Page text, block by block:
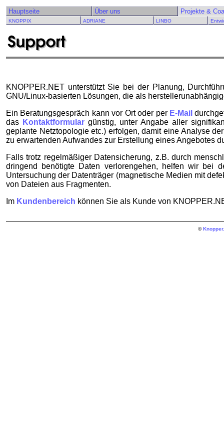
Hauptseite Über uns Projekte &
KNOPPIX ADRIANE LINBO
KNOPPER.NET unterstützt Sie bei der Planung,
GNU/Linux-basierten Lösungen, die als
Ein Beratungsgespräch kann vor Ort oder per E-Mail
das Kontaktformulargünstig, unter Angabe aller
geplante Netztopologie etc.) erfolgen, damit eine Analyse
zu erwartenden Aufwandes zur Erstellung eines Angebotes
Falls trotz regelmäßiger Datensicherung, z.B. durch
dringend benötigte Daten verlorengehen, helfen wir bei
Untersuchung der Datenträger (magnetische Medien mit
von Dateien aus Fragmenten.
Im Kundenbereich können Sie als Kunde von
©